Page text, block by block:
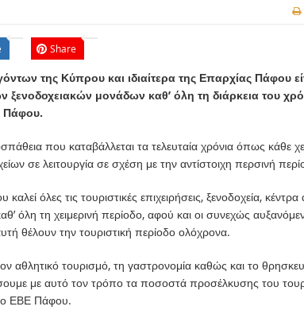
Share
της Κύπρου και ιδιαίτερα της Επαρχίας Πάφου
ξενοδοχειακών μονάδων καθ’ όλη τη διάρκεια του
Πάφου.
που καταβάλλεται τα τελευταία χρόνια όπως κάθε
σε λειτουργία σε σχέση με την αντίστοιχη περσινή
όλες τις τουριστικές επιχειρήσεις, ξενοδοχεία,
όλη τη χειμερινή περίοδο, αφού και οι συνεχώς
θέλουν την τουριστική περίοδο ολόχρονα.
τουρισμό, τη γαστρονομία καθώς και το
με αυτό τον τρόπο τα ποσοστά προσέλκυσης του
ΕΒΕ Πάφου.